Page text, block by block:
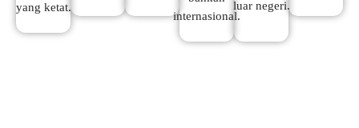
yang ketat.
internasional.
luar negeri.